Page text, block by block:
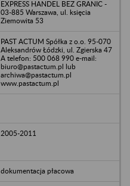
EXPRESS HANDEL BEZ GRANIC -
03-885 Warszawa, ul. księcia
Ziemowita 53
PAST ACTUM Spółka z o.o. 95-070
Aleksandrów Łódzki, ul. Zgierska 47
A telefon: 500 068 990 e-mail:
biuro@pastactum.pl lub
archiwa@pastactum.pl
www.pastactum.pl
2005-2011
dokumentacja płacowa